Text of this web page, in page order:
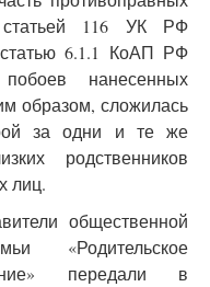
статьей 116 УК РФ
6.1.1 КоАП РФ
нанесенных
образом, сложилась
за одни и те же
родственников
лиц.
общественной
«Родительское
передали в